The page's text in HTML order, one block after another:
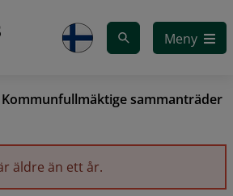
Meny
Kommunfullmäktige sammanträder
äldre än ett år.